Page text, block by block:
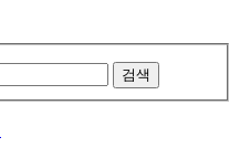
검색